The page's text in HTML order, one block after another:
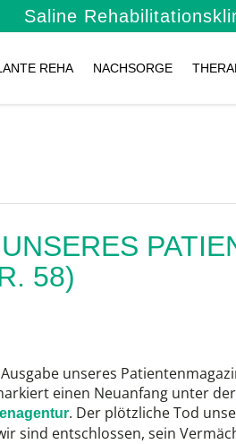
Saline
REHA NACHSORGE
58)
unseres
einen Neuanfang unter
. Der plötzliche Tod
sind entschlossen, sein